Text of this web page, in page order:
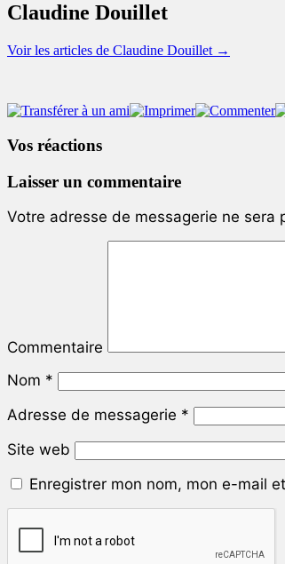
Claudine Douillet
Voir les articles de Claudine Douillet →
Vos réactions
Laisser un commentaire
Votre adresse de messagerie ne sera
Commentaire
Nom *
Adresse de messagerie *
Site web
Enregistrer mon nom, mon e-mail